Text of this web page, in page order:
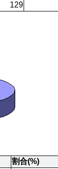
129
割合(%)